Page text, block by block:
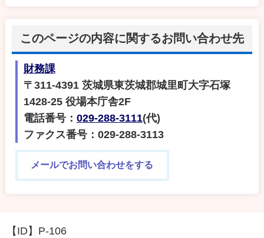
このページの内容に関するお問い合わせ先
財務課
〒311-4391 茨城県東茨城郡城里町大字石塚
1428-25 役場本庁舎2F
電話番号： 029-288-3111(代)
ファクス番号：029-288-3113
メールでお問い合わせをする
【ID】 P-106